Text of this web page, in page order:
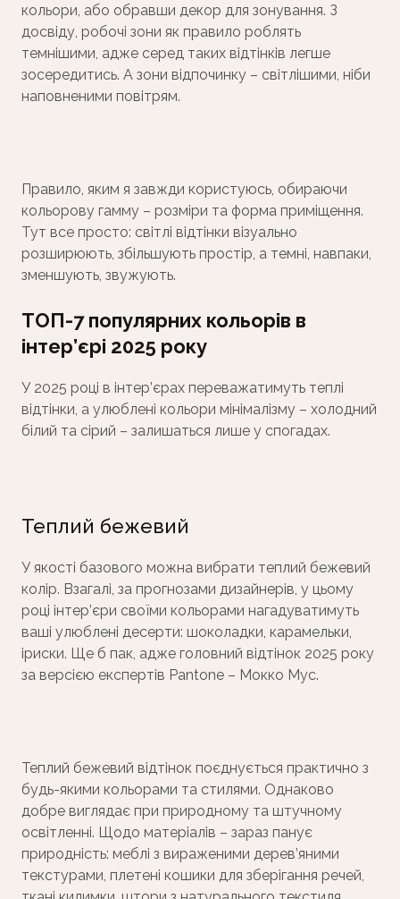
кольори, або обравши декор для зонування. З
досвіду, робочі зони як правило роблять
темнішими, адже серед таких відтінків легше
зосередитись. А зони відпочинку – світлішими, ніби
наповненими повітрям.
Правило, яким я завжди користуюсь, обираючи
кольорову гамму – розміри та форма приміщення.
Тут все просто: світлі відтінки візуально
розширюють, збільшують простір, а темні, навпаки,
зменшують, звужують.
ТОП-7 популярних кольорів в
інтер’єрі 2025 року
У 2025 році в інтер’єрах переважатимуть теплі
відтінки, а улюблені кольори мінімалізму – холодний
білий та сірий – залишаться лише у спогадах.
Теплий бежевий
У якості базового можна вибрати теплий бежевий
колір. Взагалі, за прогнозами дизайнерів, у цьому
році інтер’єри своїми кольорами нагадуватимуть
ваші улюблені десерти: шоколадки, карамельки,
іриски. Ще б пак, адже головний відтінок 2025 року
за версією експертів Pantone – Мокко Мус.
Теплий бежевий відтінок поєднується практично з
будь-якими кольорами та стилями. Однаково
добре виглядає при природному та штучному
освітленні. Щодо матеріалів – зараз панує
природність: меблі з вираженими дерев’яними
текстурами, плетені кошики для зберігання речей,